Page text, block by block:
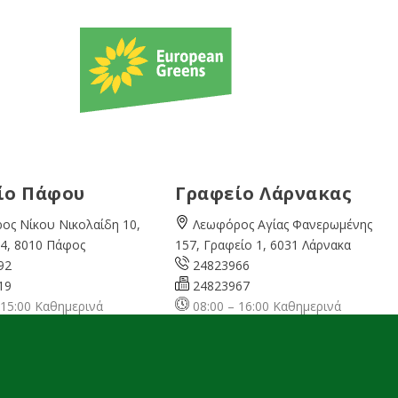
Πάφου
Νίκου Νικολαίδη 10,
8010 Πάφος
Καθημερινά
Γραφείο Λάρνακας
Λεωφόρος Αγίας Φανερωμένης
157, Γραφείο 1, 6031 Λάρνακα
24823966
24823967
08:00 – 16:00 Καθημερινά